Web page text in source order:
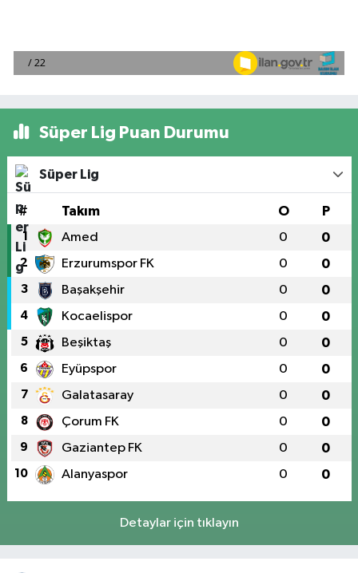
Süper Lig Puan Durumu
Süper Lig
# Takım O P
1 Amed 0 0
2 Erzurumspor FK 0 0
3 Başakşehir 0 0
4 Kocaelispor 0 0
5 Beşiktaş 0 0
6 Eyüpspor 0 0
7 Galatasaray 0 0
8 Çorum FK 0 0
9 Gaziantep FK 0 0
10 Alanyaspor 0 0
Detaylar için tıklayın